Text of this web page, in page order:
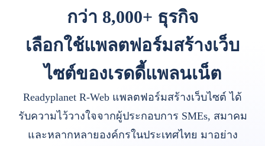
กว่า 8,000+ ธุรกิจ
เลือกใช้แพลตฟอร์มสร้างเว็บ
ไซต์ของเรดดี้แพลนเน็ต
Readyplanet R-Web แพลตฟอร์มสร้างเว็บไซต์ ได้
รับความไว้วางใจจากผู้ประกอบการ SMEs, สมาคม
และหลากหลายองค์กรในประเทศไทย มาอย่าง